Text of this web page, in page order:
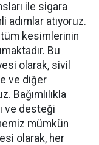
ile sigara
adımlar atıyoruz.
tüm kesimlerinin
Bu
olarak, sivil
ve diğer
Bağımlılıkla
ve desteği
mümkün
olarak, her